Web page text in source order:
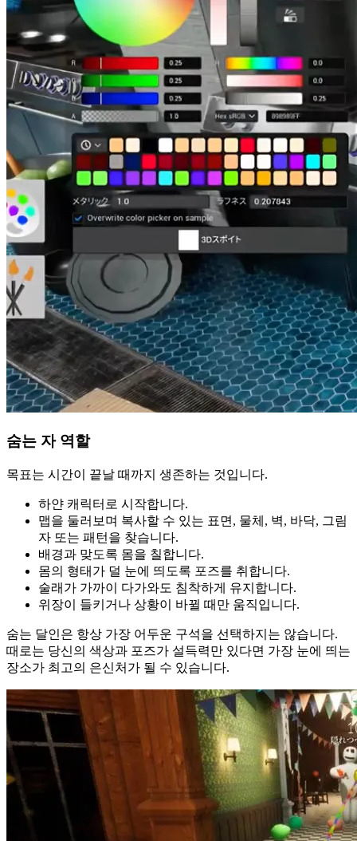
숨는 자 역할
목표는 시간이 끝날 때까지 생존하는 것입니다.
하얀 캐릭터로 시작합니다.
맵을 둘러보며 복사할 수 있는 표면, 물체, 벽, 바닥, 그림
자 또는 패턴을 찾습니다.
배경과 맞도록 몸을 칠합니다.
몸의 형태가 덜 눈에 띄도록 포즈를 취합니다.
술래가 가까이 다가와도 침착하게 유지합니다.
위장이 들키거나 상황이 바뀔 때만 움직입니다.
숨는 달인은 항상 가장 어두운 구석을 선택하지는 않습니다.
때로는 당신의 색상과 포즈가 설득력만 있다면 가장 눈에 띄는
장소가 최고의 은신처가 될 수 있습니다.